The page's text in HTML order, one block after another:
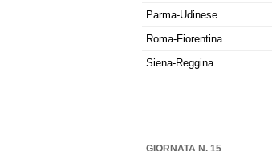
Parma-Udinese
Roma-Fiorentina
Siena-Reggina
GIORNATA N. 15